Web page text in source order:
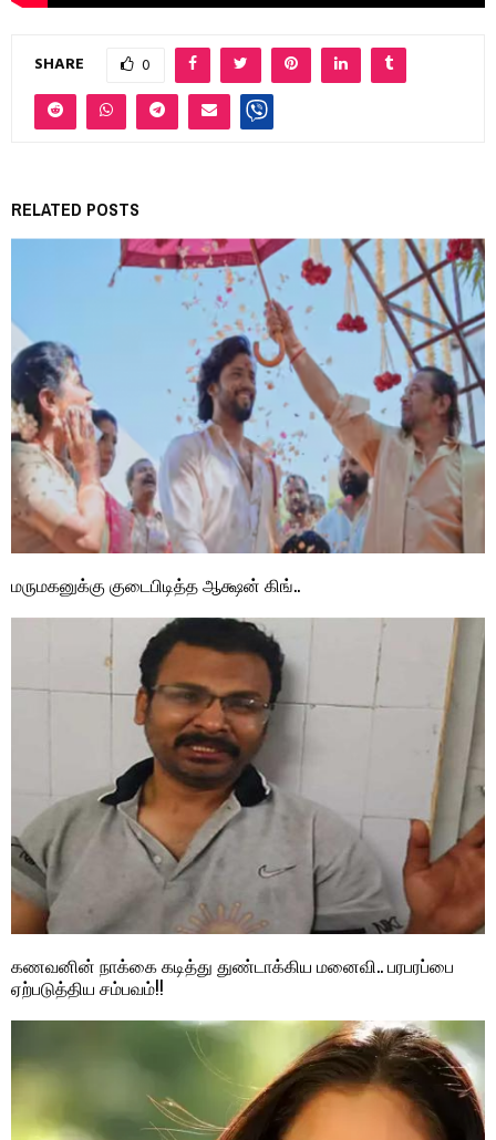
SHARE 0
RELATED POSTS
மருமகனுக்கு குடைபிடித்த ஆக்ஷன் கிங்..
கணவனின் நாக்கை கடித்து துண்டாக்கிய மனைவி.. பரபரப்பை
ஏற்படுத்திய சம்பவம்!!